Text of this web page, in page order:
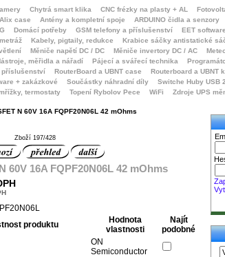
Chytrá smart klika CNC frézky na plasty + AL
Alix case Antény a kompletní spoje ARDUINO čidla a senzory
Domácí potřeby GSM telefony a příslušenství
EET
Kabely, pigtaily, redukce Krabice sáčky antistatické
Měniče napětí DC / DC Měniče invertory DC / AC
měřidla a nářadí Pájecí a svářecí technika
příslušenství RouterBoard a UBNT case Routerboard a UBNT
+ zakázkové Součástky náhradní díly Switche Huby USB
termostaty Topení Rybolov Pece WiFi Zdroje UPS
N 60V 16A FQPF20N06L 42 mOhms
Zboží 197/428
60V 16A FQPF20N06L 42 mOhms
produktu
Hodnota
vlastnosti
Najít
podobné
ON
Semiconductor